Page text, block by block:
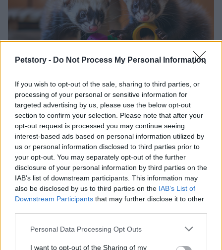
Petstory - Do Not Process My Personal Information
If you wish to opt-out of the sale, sharing to third parties, or
processing of your personal or sensitive information for
targeted advertising by us, please use the below opt-out
section to confirm your selection. Please note that after your
opt-out request is processed you may continue seeing
interest-based ads based on personal information utilized by
us or personal information disclosed to third parties prior to
your opt-out. You may separately opt-out of the further
disclosure of your personal information by third parties on the
IAB’s list of downstream participants. This information may
also be disclosed by us to third parties on the IAB’s List of
Downstream Participants that may further disclose it to other
Please note that this website/app uses one or more Google
not limited to your visit or usage behaviour. You may click to
Personal Data Processing Opt Outs
I want to opt-out of the Sharing of my
A los hurones les encantan los juguetes
con sonidos
Los hurones son animales juguetones y activos que necesitan
estimulación constante para mantenerse felices y saludables...
Redacción Petstory.es · 29 Mar 2024
OTROS ANIMALES